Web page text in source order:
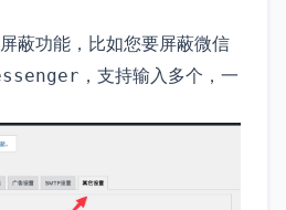
蔽功能，比如您要屏蔽微信
，支持输入多个，一